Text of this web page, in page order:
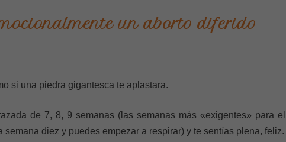
un aborto diferido
si una piedra gigantesca te aplastara.
de 7, 8, 9 semanas (las semanas más «exigentes» para el
semana diez y puedes empezar a respirar) y te sentías plena, feliz.